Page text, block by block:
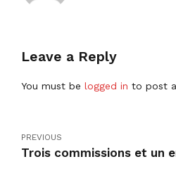
Leave a Reply
You must be logged in to post
PREVIOUS
Trois commissions et un